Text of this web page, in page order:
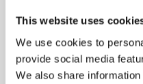
This website uses
We use cookies to
provide social media
We also share
Nuestro deseo es que,
valores fundamentales